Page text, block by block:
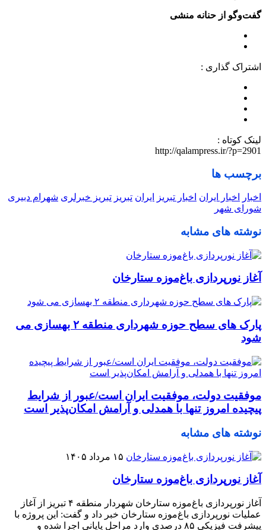
گفت‌وگو از حنانه منشی
اشتراک گذاری :
لینک کوتاه :
http://qalampress.ir/?p=2901
برچسب ها
اخبار اخبار ایران اخبار تبریز ایران تبریز تبریز خبرلری شهرام دبیری
شورای شهر
نوشته های مشابه
آغاز نورپردازی باغ‌موزه ستارخان
پارک های سطح حوزه شهرداری منطقه ۲ بهسازی می
شود
موفقیت دولت، موفقیت ایران است/عبور از شرایط
پیچیده امروز تنها با همدلی و آرامش امکان‌پذیر است
نوشته های مشابه
۱۵ مرداد ۱۴۰۵
آغاز نورپردازی باغ‌موزه ستارخان
آغاز نورپردازی باغ‌موزه ستارخان شهردار منطقه ۴ تبریز از آغاز
عملیات نورپردازی باغ‌موزه ستارخان خبر داد و گفت: این پروژه با
پیشرفت فیزیکی ۸۵ درصدی وارد مراحل پایانی اجرا شده و